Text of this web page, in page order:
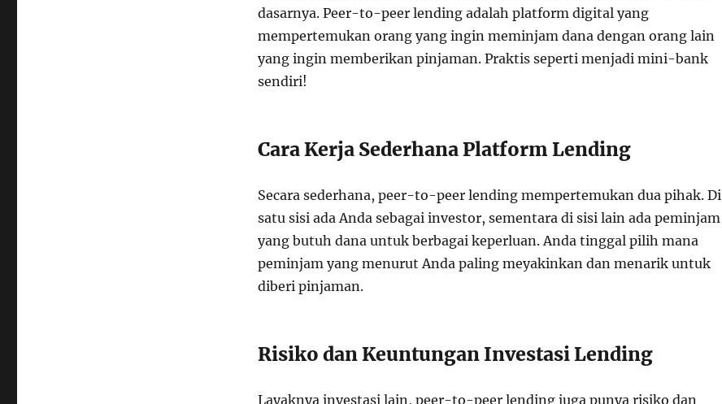
dasarnya. Peer-to-peer lending adalah platform digital yang
mempertemukan orang yang ingin meminjam dana dengan orang lain
yang ingin memberikan pinjaman. Praktis seperti menjadi mini-bank
sendiri!
Cara Kerja Sederhana Platform Lending
Secara sederhana, peer-to-peer lending mempertemukan dua pihak. Di
satu sisi ada Anda sebagai investor, sementara di sisi lain ada peminjam
yang butuh dana untuk berbagai keperluan. Anda tinggal pilih mana
peminjam yang menurut Anda paling meyakinkan dan menarik untuk
diberi pinjaman.
Risiko dan Keuntungan Investasi Lending
Layaknya investasi lain, peer-to-peer lending juga punya risiko dan